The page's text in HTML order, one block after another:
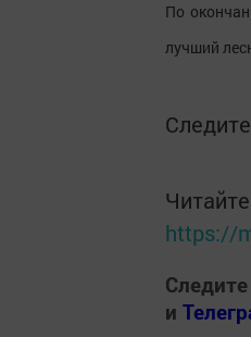
По
лучший
https://
и